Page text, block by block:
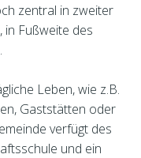
zentral in zweiter
in Fußweite des
Leben, wie z.B.
Gaststätten oder
verfügt des
und ein